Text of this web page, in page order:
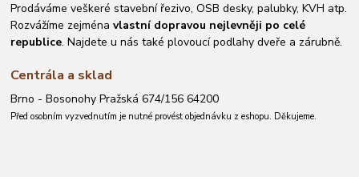
Prodáváme veškeré stavební řezivo, OSB desky, palubky, KVH atp.
Rozvážíme zejménavlastní dopravou nejlevněji po celé
republice. Najdete u nás také plovoucí podlahy dveře a zárubně.
Centrála a sklad
Brno - Bosonohy Pražská 674/156 64200
Před osobním vyzvednutím je nutné provést objednávku z eshopu. Děkujeme.